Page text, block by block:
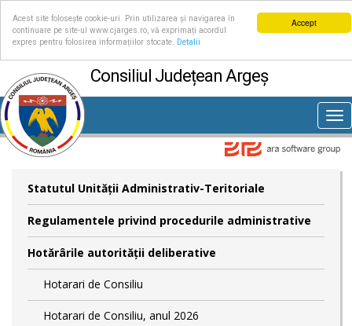
Accept
Acest site folosește cookie-uri. Prin utilizarea și navigarea în
continuare pe site-ul www.cjarges.ro, vă exprimați acordul
expres pentru folosirea informațiilor stocate.
Detalii
Consiliul Județean Argeș
Statutul Unităţii Administrativ-Teritoriale
Regulamentele privind procedurile administrative
Hotărârile autorităţii deliberative
Hotarari de Consiliu
Hotarari de Consiliu, anul 2026